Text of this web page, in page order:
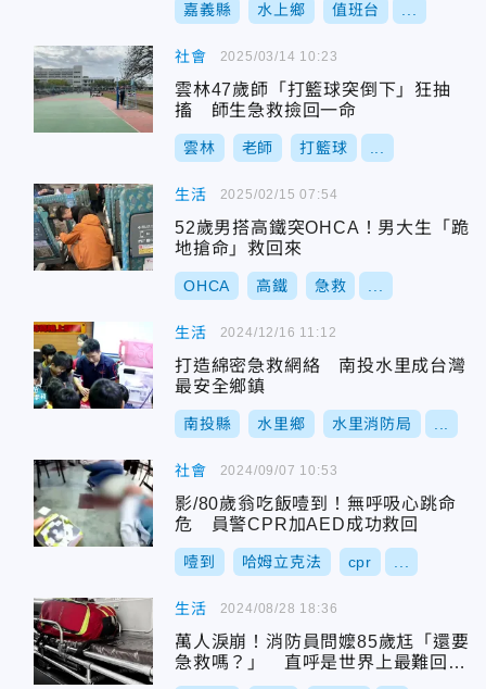
嘉義縣 水上鄉 值班台
社會
雲林47歲師「打籃球突倒下」狂抽
搐 師生急救撿回一命
雲林 老師 打籃球
2025/03/14 10:23
生活
52歲男搭高鐵突OHCA！男大生「跪
地搶命」救回來
OHCA 高鐵 急救
2025/02/15 07:54
生活
打造綿密急救網絡 南投水里成台灣
最安全鄉鎮
南投縣 水里鄉 水里消防局
2024/12/16 11:12
社會
影/80歲翁吃飯噎到！無呼吸心跳命
危 員警CPR加AED成功救回
噎到 哈姆立克法 cpr
2024/09/07 10:53
生活
萬人淚崩！消防員問嬤85歲尪「還要
急救嗎？」 直呼是世界上最難回答
的問題
2024/08/28 18:36